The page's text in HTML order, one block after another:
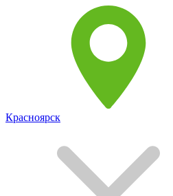
Красноярск